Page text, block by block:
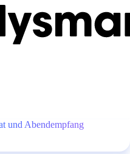
und Abendempfang